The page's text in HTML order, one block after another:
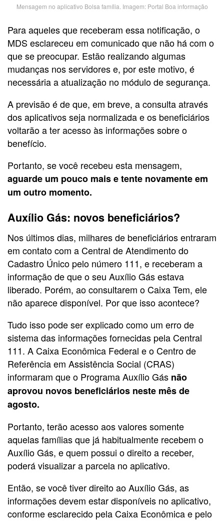
Mensagem no aplicativo Bolsa família. Imagem: Portal Boa informação
Para aqueles que receberam essa notificação, o
MDS esclareceu em comunicado que não há com o
que se preocupar. Estão realizando algumas
mudanças nos servidores e, por este motivo, é
necessária a atualização no módulo de segurança.
A previsão é de que, em breve, a consulta através
dos aplicativos seja normalizada e os beneficiários
voltarão a ter acesso às informações sobre o
benefício.
Portanto, se você recebeu esta mensagem,
aguarde um pouco mais e tente novamente em
um outro momento.
Auxílio Gás: novos beneficiários?
Nos últimos dias, milhares de beneficiários entraram
em contato com a Central de Atendimento do
Cadastro Único pelo número 111, e receberam a
informação de que o seu Auxílio Gás estava
liberado. Porém, ao consultarem o Caixa Tem, ele
não aparece disponível. Por que isso acontece?
Tudo isso pode ser explicado como um erro de
sistema das informações fornecidas pela Central
111. A Caixa Econômica Federal e o Centro de
Referência em Assistência Social (CRAS)
informaram que o Programa Auxílio Gás não
aprovou novos beneficiários neste mês de
agosto.
Portanto, terão acesso aos valores somente
aquelas famílias que já habitualmente recebem o
Auxílio Gás, e quem possui o direito a receber,
poderá visualizar a parcela no aplicativo.
Então, se você tiver direito ao Auxílio Gás, as
informações devem estar disponíveis no aplicativo,
conforme esclarecido pela Caixa Econômica e pelo